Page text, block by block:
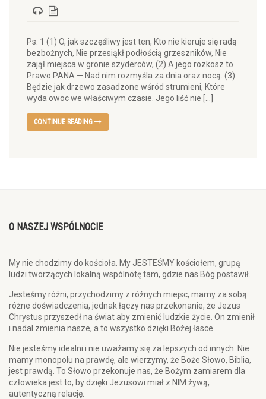
Ps. 1 (1) O, jak szczęśliwy jest ten, Kto nie kieruje się radą
bezbożnych, Nie przesiąkł podłością grzeszników, Nie
zajął miejsca w gronie szyderców, (2) A jego rozkosz to
Prawo PANA — Nad nim rozmyśla za dnia oraz nocą. (3)
Będzie jak drzewo zasadzone wśród strumieni, Które
wyda owoc we właściwym czasie. Jego liść nie […]
CONTINUE READING
O NASZEJ WSPÓLNOCIE
My nie chodzimy do kościoła. My JESTEŚMY kościołem, grupą
ludzi tworzących lokalną wspólnotę tam, gdzie nas Bóg postawił.
Jesteśmy różni, przychodzimy z różnych miejsc, mamy za sobą
różne doświadczenia, jednak łączy nas przekonanie, że Jezus
Chrystus przyszedł na świat aby zmienić ludzkie życie. On zmienił
i nadal zmienia nasze, a to wszystko dzięki Bożej łasce.
Nie jesteśmy idealni i nie uważamy się za lepszych od innych. Nie
mamy monopolu na prawdę, ale wierzymy, że Boże Słowo, Biblia,
jest prawdą. To Słowo przekonuje nas, że Bożym zamiarem dla
człowieka jest to, by dzięki Jezusowi miał z NIM żywą,
autentyczną relację.